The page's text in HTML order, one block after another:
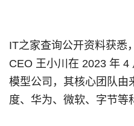
IT之家查询公开资料获悉
CEO 王小川在 2023 年
模型公司，其核心团队由
度、华为、微软、字节等